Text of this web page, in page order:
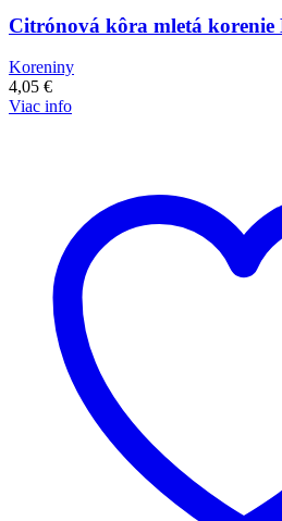
Citrónová kôra mletá korenie
Koreniny
4,05 €
Viac info